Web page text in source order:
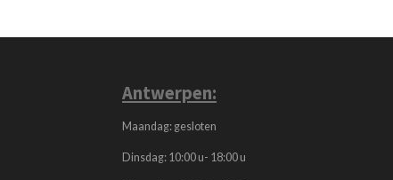
Antwerpen:
Maandag: gesloten
Dinsdag: 10:00 u- 18:00 u